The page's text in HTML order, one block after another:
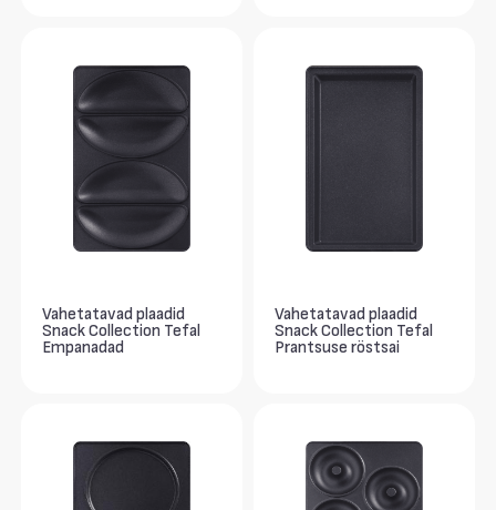
Vahetatavad plaadid
Snack Collection Tefal
Empanadad
Vahetatavad plaadid
Snack Collection Tefal
Prantsuse röstsai